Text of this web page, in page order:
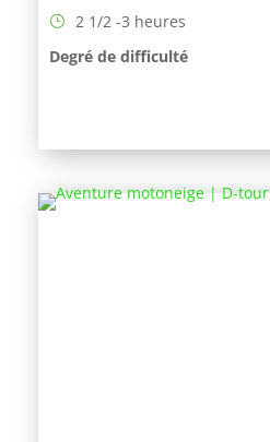
2 1/2 -3 heures
Degré de difficulté